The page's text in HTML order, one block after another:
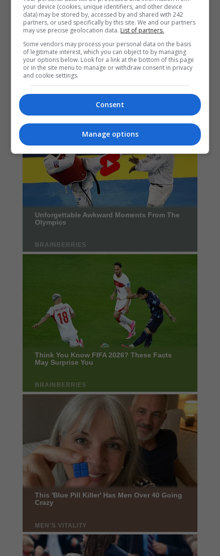
your device (cookies, unique identifiers, and other device
data) may be stored by, accessed by and shared with 242
partners, or used specifically by this site. We and our partners
may use precise geolocation data. List of partners.
Some vendors may process your personal data on the basis
of legitimate interest, which you can object to by managing
your options below. Look for a link at the bottom of this page
or in the site menu to manage or withdraw consent in privacy
and cookie settings.
Consent
Manage options